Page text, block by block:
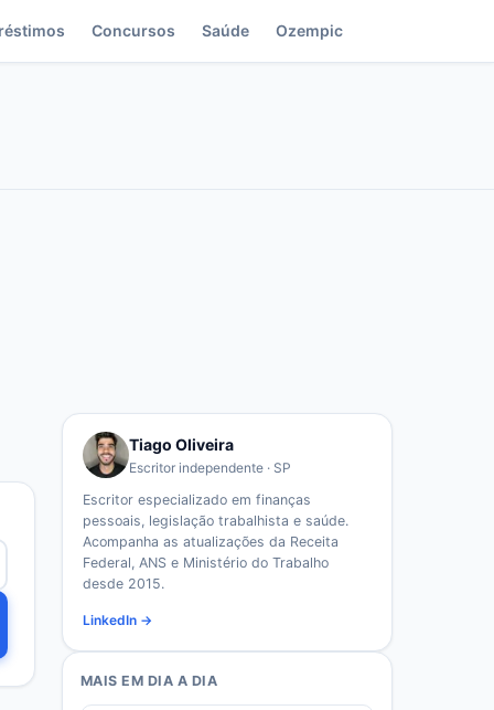
Concursos Saúde Ozempic
Tiago Oliveira
Escritor independente · SP
Escritor especializado em finanças
pessoais, legislação trabalhista e saúde.
Acompanha as atualizações da Receita
Federal, ANS e Ministério do Trabalho
desde 2015.
LinkedIn →
MAIS EM DIA A DIA